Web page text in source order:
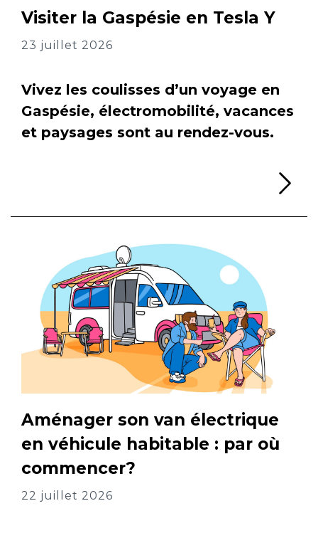
Visiter la Gaspésie en Tesla Y
23 juillet 2026
Vivez les coulisses d’un voyage en
Gaspésie, électromobilité, vacances
et paysages sont au rendez-vous.
Aménager son van électrique
en véhicule habitable : par où
commencer?
22 juillet 2026